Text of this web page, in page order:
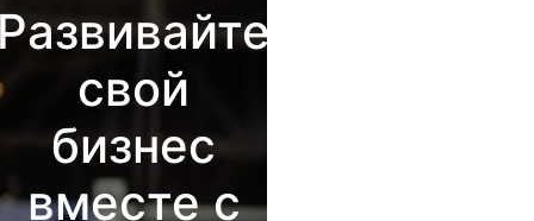
свой
бизнес
вместе с